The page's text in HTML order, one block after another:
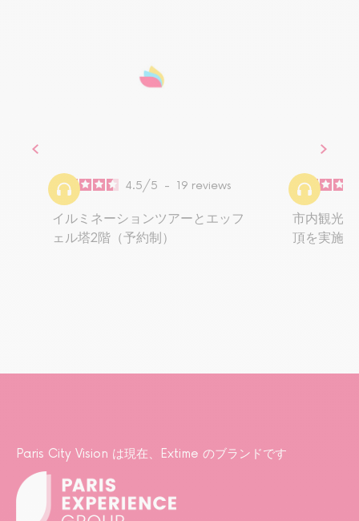
4.5/5 - 19 reviews
イルミネーションツアーとエッフ
ェル塔2階（予約制）
市内観光
頂を実施
Paris City Vision は現在、Extime のブランドです